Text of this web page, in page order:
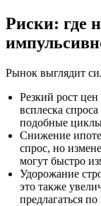
Риски: где
Рынок выглядит
Резкий рост цен
всплеска
подобные циклы
Снижение
спрос, но
могут быстро
Удорожание
это также
предлагаться